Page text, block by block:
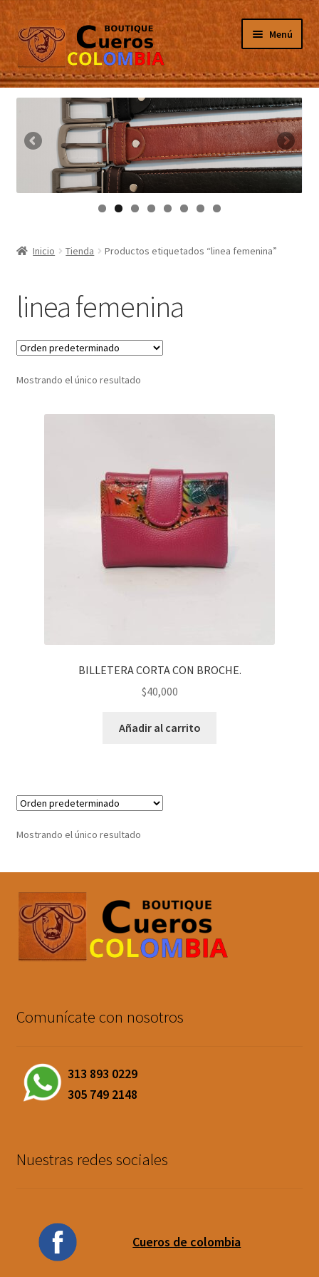
Ir
a
la
navegación
Ir
al
contenido
Menú
Inicio
Masculino
Femenino
Porta Celulares
Infantil
Inicio Tienda Productos etiquetados “linea femenina”
linea femenina
Mostrando el único resultado
BILLETERA CORTA CON BROCHE.
$40,000
Añadir al carrito
Mostrando el único resultado
Comunícate con nosotros
313 893 0229
305 749 2148
Nuestras redes sociales
Cueros de colombia